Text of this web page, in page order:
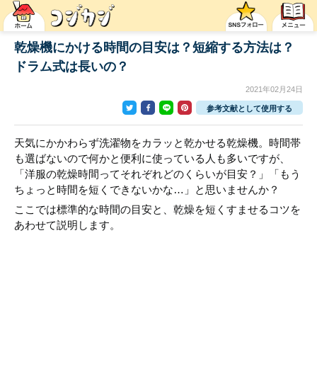
乾燥機にかける時間の目安は？短縮する方法は？
ドラム式は長いの？
2021年02月24日
参考文献として使用する
天気にかかわらず洗濯物をカラッと乾かせる乾燥機。時間帯
も選ばないので何かと便利に使っている人も多いですが、
「洋服の乾燥時間ってそれぞれどのくらいが目安？」「もう
ちょっと時間を短くできないかな…」と思いませんか？
ここでは標準的な時間の目安と、乾燥を短くすませるコツを
あわせて説明します。